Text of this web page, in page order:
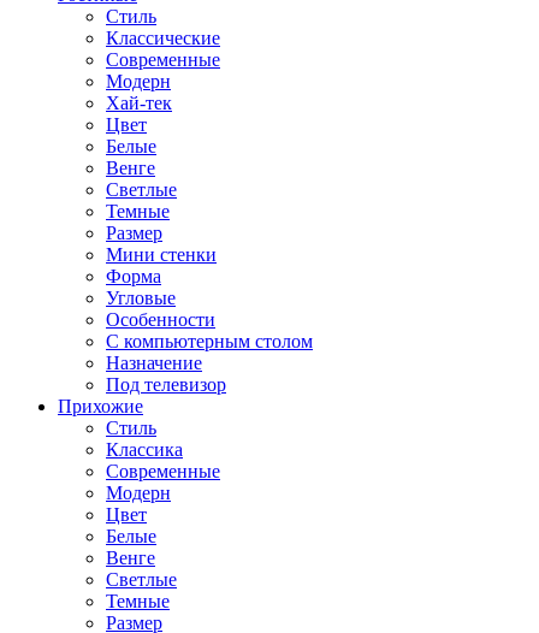
Стиль
Классические
Современные
Модерн
Хай-тек
Цвет
Белые
Венге
Светлые
Темные
Размер
Мини стенки
Форма
Угловые
Особенности
С компьютерным столом
Назначение
Под телевизор
Прихожие
Стиль
Классика
Современные
Модерн
Цвет
Белые
Венге
Светлые
Темные
Размер